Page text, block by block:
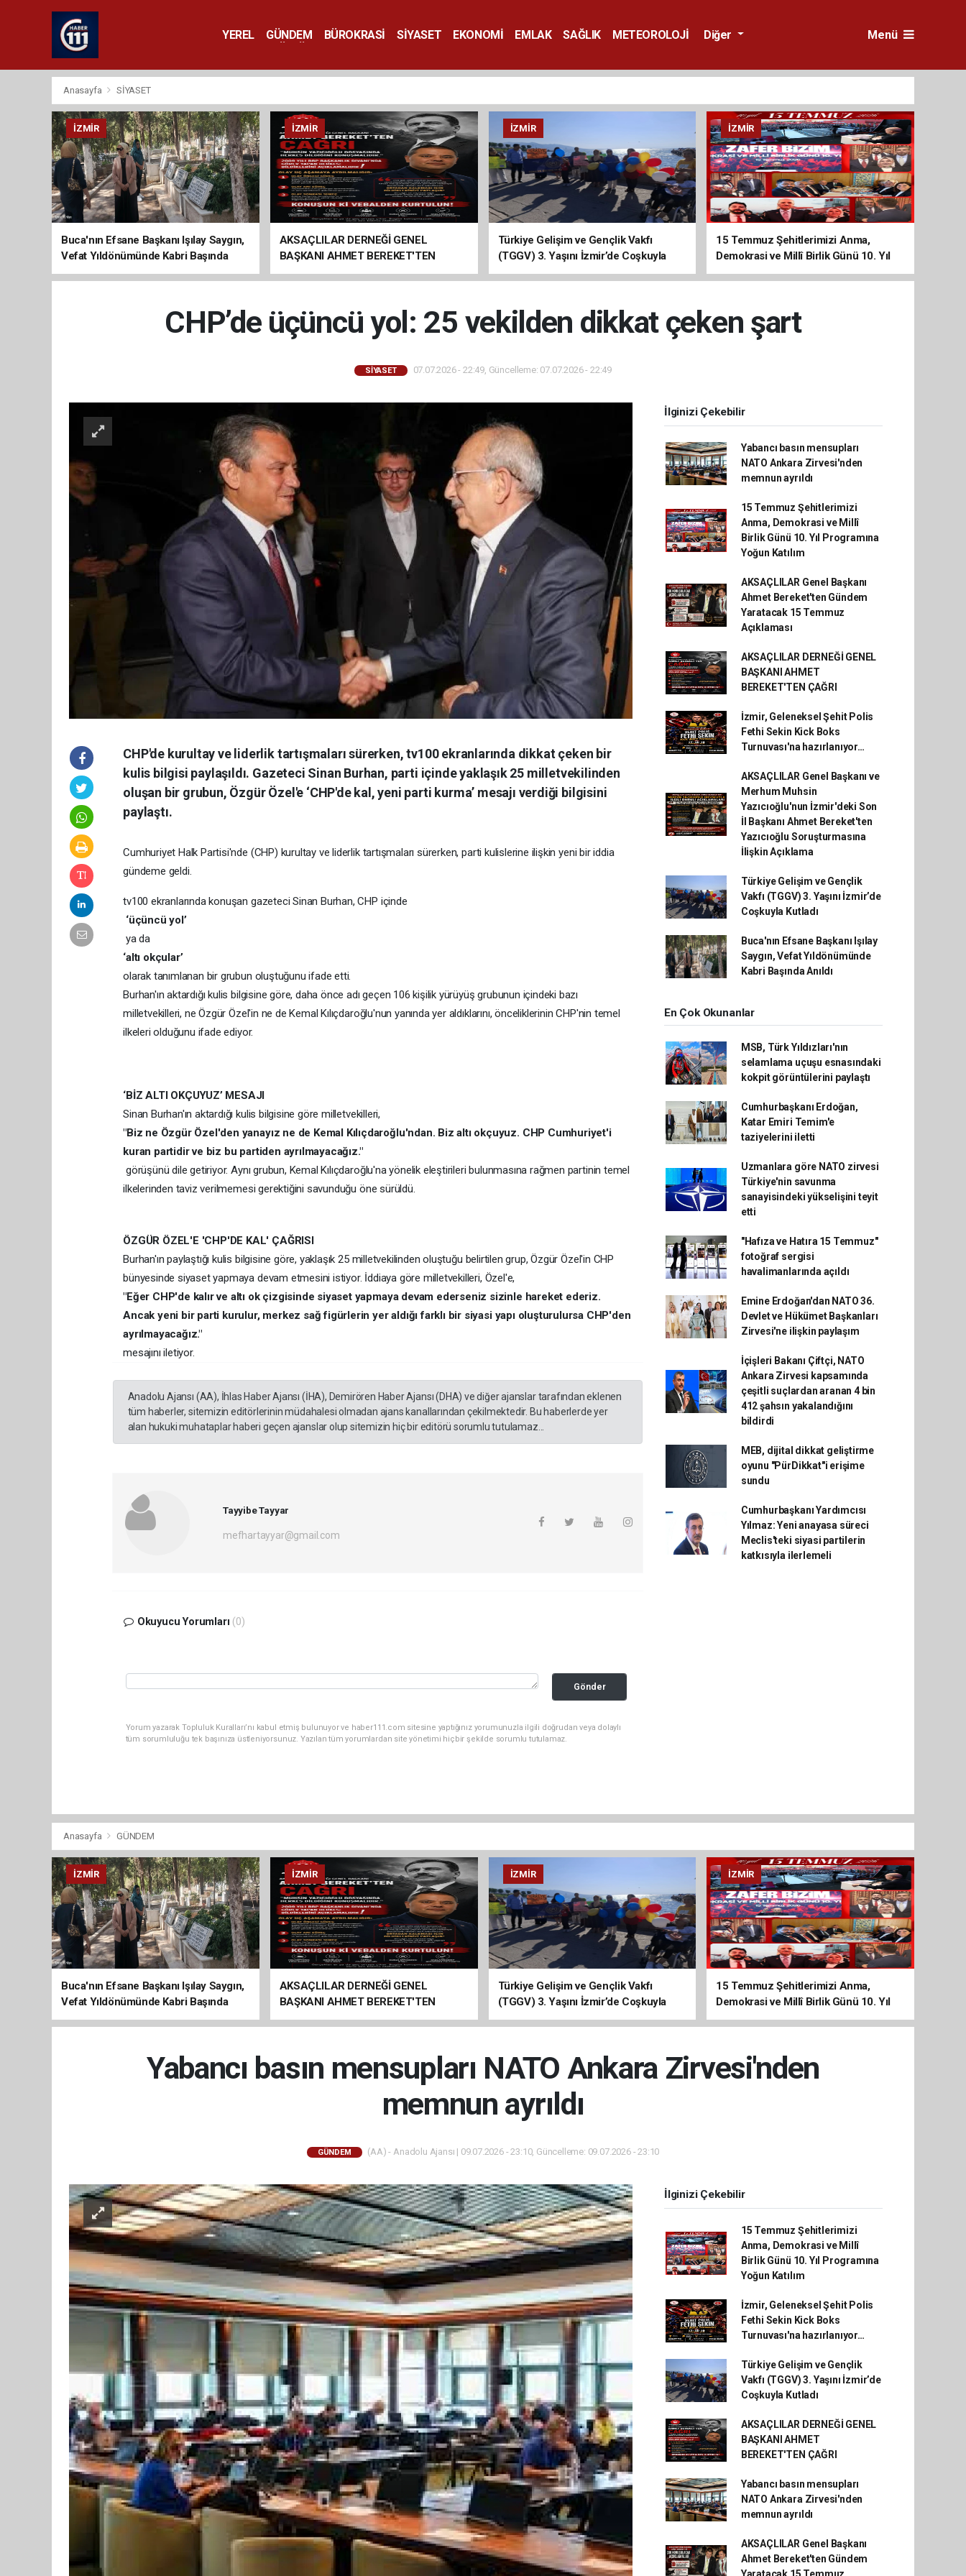
YEREL GÜNDEM BÜROKRASİ SİYASET EKONOMİ EMLAK SAĞLIK
METEOROLOJİ
Diğer Menü
Anasayfa SİYASET
İZMIR
Buca'nın Efsane Başkanı Işılay Saygın,
Vefat Yıldönümünde Kabri Başında
Anıldı
İZMIR
AKSAÇLILAR DERNEĞİ GENEL
BAŞKANI AHMET BEREKET'TEN
ÇAĞRI
İZMIR
Türkiye Gelişim ve Gençlik Vakfı
(TGGV) 3. Yaşını İzmir’de Coşkuyla
Kutladı
İZMIR
15 Temmuz Şehitlerimizi Anma,
Demokrasi ve Millî Birlik Günü 10. Yıl
Programına Yoğun Katılım
CHP’de üçüncü yol: 25 vekilden dikkat çeken şart
SİYASET 07.07.2026 - 22:49, Güncelleme: 07.07.2026 - 22:49
CHP'de kurultay ve liderlik tartışmaları sürerken, tv100 ekranlarında dikkat çeken bir
kulis bilgisi paylaşıldı. Gazeteci Sinan Burhan, parti içinde yaklaşık 25 milletvekilinden
oluşan bir grubun, Özgür Özel'e ‘CHP'de kal, yeni parti kurma’ mesajı verdiği bilgisini
paylaştı.
Cumhuriyet Halk Partisi'nde (CHP) kurultay ve liderlik tartışmaları sürerken, parti kulislerine ilişkin yeni bir iddia
gündeme geldi.
tv100 ekranlarında konuşan gazeteci Sinan Burhan, CHP içinde
‘üçüncü yol’
ya da
‘altı okçular’
olarak tanımlanan bir grubun oluştuğunu ifade etti.
Burhan'ın aktardığı kulis bilgisine göre, daha önce adı geçen 106 kişilik yürüyüş grubunun içindeki bazı
milletvekilleri, ne Özgür Özel'in ne de Kemal Kılıçdaroğlu'nun yanında yer aldıklarını, önceliklerinin CHP'nin temel
ilkeleri olduğunu ifade ediyor.
‘BİZ ALTI OKÇUYUZ’ MESAJI
Sinan Burhan'ın aktardığı kulis bilgisine göre milletvekilleri,
"Biz ne Özgür Özel'den yanayız ne de Kemal Kılıçdaroğlu'ndan. Biz altı okçuyuz. CHP Cumhuriyet'i
kuran partidir ve biz bu partiden ayrılmayacağız."
görüşünü dile getiriyor. Aynı grubun, Kemal Kılıçdaroğlu'na yönelik eleştirileri bulunmasına rağmen partinin temel
ilkelerinden taviz verilmemesi gerektiğini savunduğu öne sürüldü.
ÖZGÜR ÖZEL'E 'CHP'DE KAL' ÇAĞRISI
Burhan'ın paylaştığı kulis bilgisine göre, yaklaşık 25 milletvekilinden oluştuğu belirtilen grup, Özgür Özel'in CHP
bünyesinde siyaset yapmaya devam etmesini istiyor. İddiaya göre milletvekilleri, Özel'e,
"Eğer CHP'de kalır ve altı ok çizgisinde siyaset yapmaya devam ederseniz sizinle hareket ederiz.
Ancak yeni bir parti kurulur, merkez sağ figürlerin yer aldığı farklı bir siyasi yapı oluşturulursa CHP'den
ayrılmayacağız."
mesajını iletiyor.
Anadolu Ajansı (AA), İhlas Haber Ajansı (İHA), Demirören Haber Ajansı (DHA) ve diğer ajanslar tarafından eklenen
tüm haberler, sitemizin editörlerinin müdahalesi olmadan ajans kanallarından çekilmektedir. Bu haberlerde yer
alan hukuki muhataplar haberi geçen ajanslar olup sitemizin hiç bir editörü sorumlu tutulamaz...
Tayyibe Tayyar
mefhartayyar@gmail.com
Okuyucu Yorumları (0)
Gönder
Yorum yazarak Topluluk Kuralları’nı kabul etmiş bulunuyor ve haber111.com sitesine yaptığınız yorumunuzla ilgili doğrudan veya dolaylı
tüm sorumluluğu tek başınıza üstleniyorsunuz. Yazılan tüm yorumlardan site yönetimi hiçbir şekilde sorumlu tutulamaz.
İlginizi Çekebilir
Yabancı basın mensupları
NATO Ankara Zirvesi'nden
memnun ayrıldı
15 Temmuz Şehitlerimizi
Anma, Demokrasi ve Millî
Birlik Günü 10. Yıl Programına
Yoğun Katılım
AKSAÇLILAR Genel Başkanı
Ahmet Bereket'ten Gündem
Yaratacak 15 Temmuz
Açıklaması
AKSAÇLILAR DERNEĞİ GENEL
BAŞKANI AHMET
BEREKET'TEN ÇAĞRI
İzmir, Geleneksel Şehit Polis
Fethi Sekin Kick Boks
Turnuvası'na hazırlanıyor…
AKSAÇLILAR Genel Başkanı ve
Merhum Muhsin
Yazıcıoğlu'nun İzmir'deki Son
İl Başkanı Ahmet Bereket'ten
Yazıcıoğlu Soruşturmasına
İlişkin Açıklama
Türkiye Gelişim ve Gençlik
Vakfı (TGGV) 3. Yaşını İzmir’de
Coşkuyla Kutladı
Buca'nın Efsane Başkanı Işılay
Saygın, Vefat Yıldönümünde
Kabri Başında Anıldı
En Çok Okunanlar
MSB, Türk Yıldızları'nın
selamlama uçuşu esnasındaki
kokpit görüntülerini paylaştı
Cumhurbaşkanı Erdoğan,
Katar Emiri Temim'e
taziyelerini iletti
Uzmanlara göre NATO zirvesi
Türkiye'nin savunma
sanayisindeki yükselişini teyit
etti
"Hafıza ve Hatıra 15 Temmuz"
fotoğraf sergisi
havalimanlarında açıldı
Emine Erdoğan'dan NATO 36.
Devlet ve Hükümet Başkanları
Zirvesi'ne ilişkin paylaşım
İçişleri Bakanı Çiftçi, NATO
Ankara Zirvesi kapsamında
çeşitli suçlardan aranan 4 bin
412 şahsın yakalandığını
bildirdi
MEB, dijital dikkat geliştirme
oyunu "PürDikkat"i erişime
sundu
Cumhurbaşkanı Yardımcısı
Yılmaz: Yeni anayasa süreci
Meclis'teki siyasi partilerin
katkısıyla ilerlemeli
Anasayfa GÜNDEM
İZMIR
Buca'nın Efsane Başkanı Işılay Saygın,
Vefat Yıldönümünde Kabri Başında
Anıldı
İZMIR
AKSAÇLILAR DERNEĞİ GENEL
BAŞKANI AHMET BEREKET'TEN
ÇAĞRI
İZMIR
Türkiye Gelişim ve Gençlik Vakfı
(TGGV) 3. Yaşını İzmir’de Coşkuyla
Kutladı
İZMIR
15 Temmuz Şehitlerimizi Anma,
Demokrasi ve Millî Birlik Günü 10. Yıl
Programına Yoğun Katılım
Yabancı basın mensupları NATO Ankara Zirvesi'nden
memnun ayrıldı
GÜNDEM (AA) - Anadolu Ajansı | 09.07.2026 - 23:10, Güncelleme: 09.07.2026 - 23:10
İlginizi Çekebilir
15 Temmuz Şehitlerimizi
Anma, Demokrasi ve Millî
Birlik Günü 10. Yıl Programına
Yoğun Katılım
İzmir, Geleneksel Şehit Polis
Fethi Sekin Kick Boks
Turnuvası'na hazırlanıyor…
Türkiye Gelişim ve Gençlik
Vakfı (TGGV) 3. Yaşını İzmir’de
Coşkuyla Kutladı
AKSAÇLILAR DERNEĞİ GENEL
BAŞKANI AHMET
BEREKET'TEN ÇAĞRI
Yabancı basın mensupları
NATO Ankara Zirvesi'nden
memnun ayrıldı
AKSAÇLILAR Genel Başkanı
Ahmet Bereket'ten Gündem